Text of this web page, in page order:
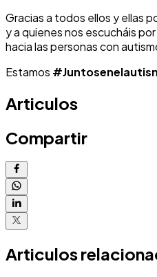
Gracias a todos ellos y ellas
y a quienes nos escucháis
hacia las personas con
Estamos
Articulos
Compartir
Articulos